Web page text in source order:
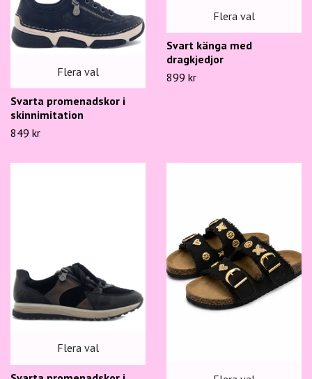
Flera val
Svarta promenadskor i
skinnimitation
849 kr
Flera val
Svart känga med
dragkjedjor
899 kr
Flera val